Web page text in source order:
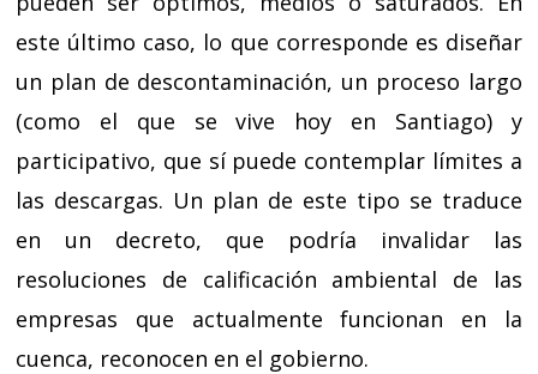
este último caso, lo que corresponde es diseñar
un plan de descontaminación, un proceso largo
(como el que se vive hoy en Santiago) y
participativo, que sí puede contemplar límites a
las descargas. Un plan de este tipo se traduce
en un decreto, que podría invalidar las
resoluciones de calificación ambiental de las
empresas que actualmente funcionan en la
cuenca, reconocen en el gobierno.